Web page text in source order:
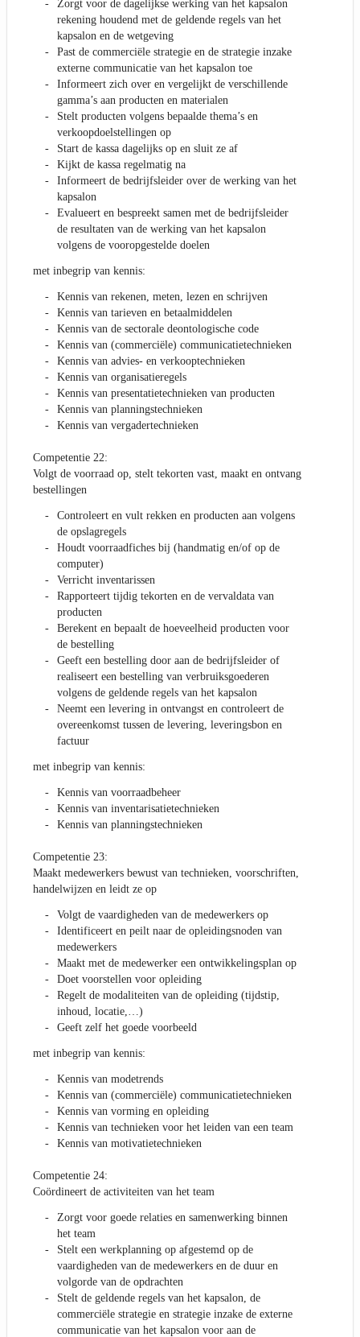
Zorgt voor de dagelijkse werking van het kapsalon
rekening houdend met de geldende regels van het
kapsalon en de wetgeving
Past de commerciële strategie en de strategie inzake
externe communicatie van het kapsalon toe
Informeert zich over en vergelijkt de verschillende
gamma’s aan producten en materialen
Stelt producten volgens bepaalde thema’s en
verkoopdoelstellingen op
Start de kassa dagelijks op en sluit ze af
Kijkt de kassa regelmatig na
Informeert de bedrijfsleider over de werking van het
kapsalon
Evalueert en bespreekt samen met de bedrijfsleider
de resultaten van de werking van het kapsalon
volgens de vooropgestelde doelen
met inbegrip van kennis:
Kennis van rekenen, meten, lezen en schrijven
Kennis van tarieven en betaalmiddelen
Kennis van de sectorale deontologische code
Kennis van (commerciële) communicatietechnieken
Kennis van advies- en verkooptechnieken
Kennis van organisatieregels
Kennis van presentatietechnieken van producten
Kennis van planningstechnieken
Kennis van vergadertechnieken
Competentie 22:
Volgt de voorraad op, stelt tekorten vast, maakt en ontvang
bestellingen
Controleert en vult rekken en producten aan volgens
de opslagregels
Houdt voorraadfiches bij (handmatig en/of op de
computer)
Verricht inventarissen
Rapporteert tijdig tekorten en de vervaldata van
producten
Berekent en bepaalt de hoeveelheid producten voor
de bestelling
Geeft een bestelling door aan de bedrijfsleider of
realiseert een bestelling van verbruiksgoederen
volgens de geldende regels van het kapsalon
Neemt een levering in ontvangst en controleert de
overeenkomst tussen de levering, leveringsbon en
factuur
met inbegrip van kennis:
Kennis van voorraadbeheer
Kennis van inventarisatietechnieken
Kennis van planningstechnieken
Competentie 23:
Maakt medewerkers bewust van technieken, voorschriften,
handelwijzen en leidt ze op
Volgt de vaardigheden van de medewerkers op
Identificeert en peilt naar de opleidingsnoden van
medewerkers
Maakt met de medewerker een ontwikkelingsplan op
Doet voorstellen voor opleiding
Regelt de modaliteiten van de opleiding (tijdstip,
inhoud, locatie,…)
Geeft zelf het goede voorbeeld
met inbegrip van kennis:
Kennis van modetrends
Kennis van (commerciële) communicatietechnieken
Kennis van vorming en opleiding
Kennis van technieken voor het leiden van een team
Kennis van motivatietechnieken
Competentie 24:
Coördineert de activiteiten van het team
Zorgt voor goede relaties en samenwerking binnen
het team
Stelt een werkplanning op afgestemd op de
vaardigheden van de medewerkers en de duur en
volgorde van de opdrachten
Stelt de geldende regels van het kapsalon, de
commerciële strategie en strategie inzake de externe
communicatie van het kapsalon voor aan de